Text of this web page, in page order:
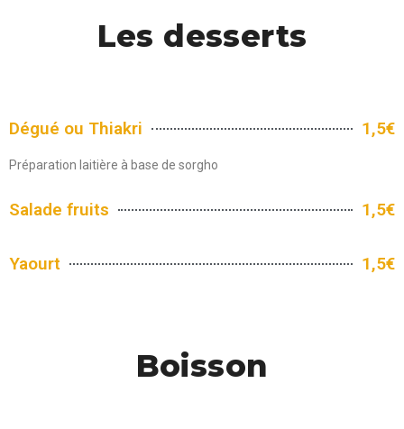
Les desserts
Dégué ou Thiakri 1,5€
Préparation laitière à base de sorgho
Salade fruits 1,5€
Yaourt 1,5€
Boisson